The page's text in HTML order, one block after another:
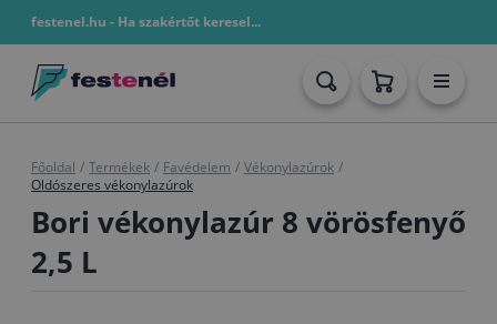
festenel.hu - Ha szakértőt keresel...
Főoldal / Termékek / Favédelem / Vékonylazúrok /
Oldószeres vékonylazúrok
Bori vékonylazúr 8 vörösfenyő
2,5 L